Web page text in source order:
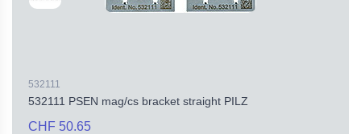
532111
532111 PSEN mag/cs bracket straight PILZ
CHF 50.65